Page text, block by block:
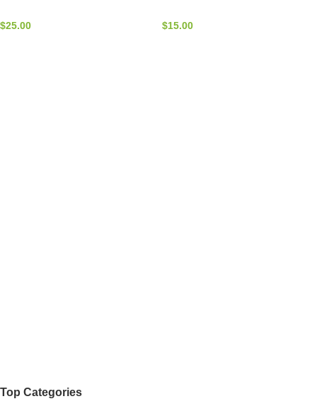
$25.00 $15.00
Top Categories